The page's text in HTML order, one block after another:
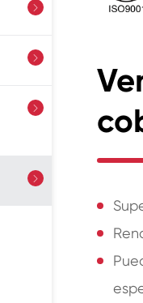



